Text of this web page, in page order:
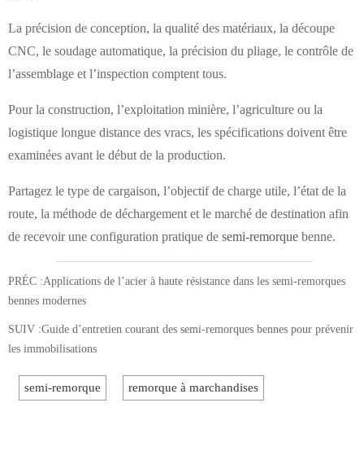
La précision de conception, la qualité des matériaux, la découpe
CNC, le soudage automatique, la précision du pliage, le contrôle de
l’assemblage et l’inspection comptent tous.
Pour la construction, l’exploitation minière, l’agriculture ou la
logistique longue distance des vracs, les spécifications doivent être
examinées avant le début de la production.
Partagez le type de cargaison, l’objectif de charge utile, l’état de la
route, la méthode de déchargement et le marché de destination afin
de recevoir une configuration pratique de semi-remorque benne.
PRÉC :Applications de l’acier à haute résistance dans les semi-remorques
bennes modernes
SUIV :Guide d’entretien courant des semi-remorques bennes pour prévenir
les immobilisations
semi-remorque remorque à marchandises